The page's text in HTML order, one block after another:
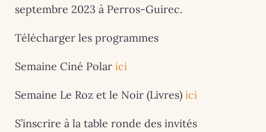
septembre 2023 à Perros-Guirec.
Télécharger les programmes
Semaine Ciné Polar ici
Semaine Le Roz et le Noir (Livres) ici
S’inscrire à la table ronde des invités